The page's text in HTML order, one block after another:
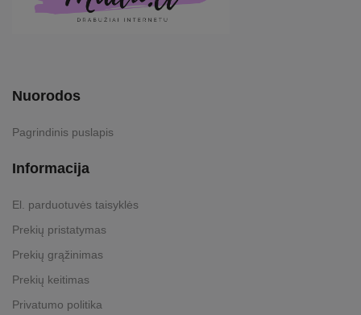
Nuorodos
Pagrindinis puslapis
Informacija
El. parduotuvės taisyklės
Prekių pristatymas
Prekių grąžinimas
Prekių keitimas
Privatumo politika